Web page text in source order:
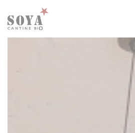
Personalizzazione delle tue scelte sui